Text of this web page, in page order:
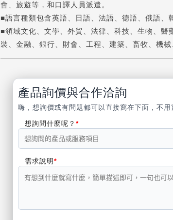
會、旅遊等，和口譯人員派遣。
■語言種類包含英語、日語、法語、德語、俄語
■領域文化、文學、外貿、法律、科技、生物、
裝、金融、銀行、財會、工程、建築、畜牧、機
產品詢價與合作洽詢
嗨，想詢價或有問題都可以直接寫在下面，不
想詢問什麼呢？
需求說明